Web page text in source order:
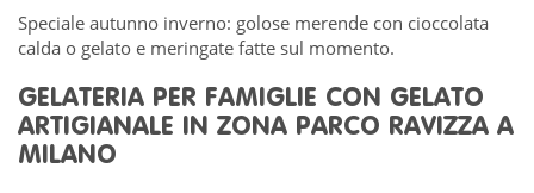
Speciale autunno inverno: golose merende con cioccolata
calda o gelato e meringate fatte sul momento.
GELATERIA PER FAMIGLIE CON GELATO
ARTIGIANALE IN ZONA PARCO RAVIZZA A
MILANO